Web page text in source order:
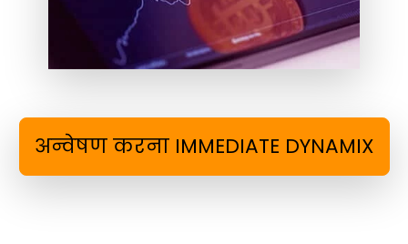
अन्वेषण करना IMMEDIATE DYNAMIX